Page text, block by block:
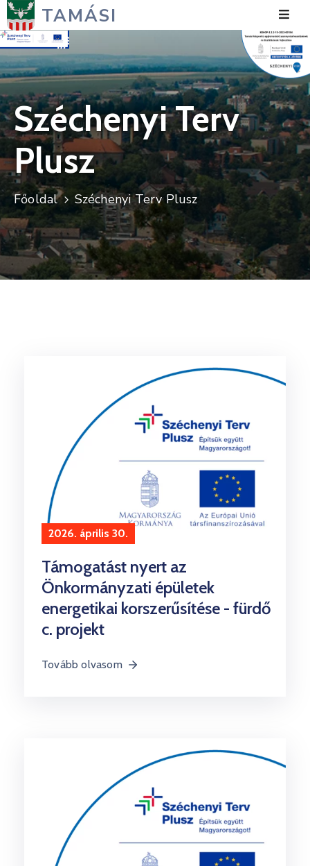
TAMÁSI
Hírek
Városunk
Önkormányzat
Polgármesteri
Hivatal
Közérdekű
Turizmus
Fejlesztések
Széchenyi Terv
Plusz
Főoldal Széchenyi Terv Plusz
2026. április 30.
Támogatást nyert az
Önkormányzati épületek
energetikai korszerűsítése - fürdő
c. projekt
Tovább olvasom